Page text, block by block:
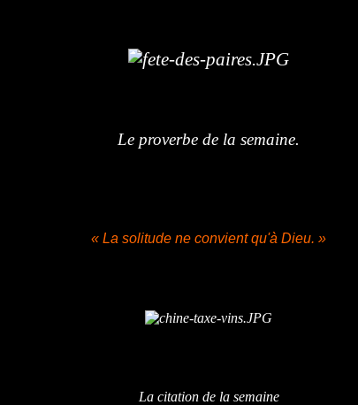
Le proverbe de la semaine.
« La solitude ne convient qu'à Dieu. »
La citation de la semaine